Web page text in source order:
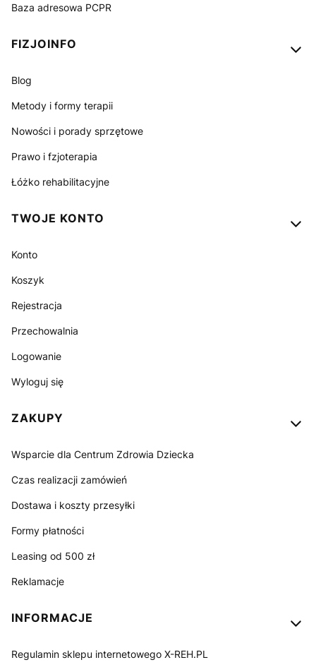
Baza adresowa PCPR
FIZJOINFO
Blog
Metody i formy terapii
Nowości i porady sprzętowe
Prawo i fzjoterapia
Łóżko rehabilitacyjne
TWOJE KONTO
Konto
Koszyk
Rejestracja
Przechowalnia
Logowanie
Wyloguj się
ZAKUPY
Wsparcie dla Centrum Zdrowia Dziecka
Czas realizacji zamówień
Dostawa i koszty przesyłki
Formy płatności
Leasing od 500 zł
Reklamacje
INFORMACJE
Regulamin sklepu internetowego X-REH.PL